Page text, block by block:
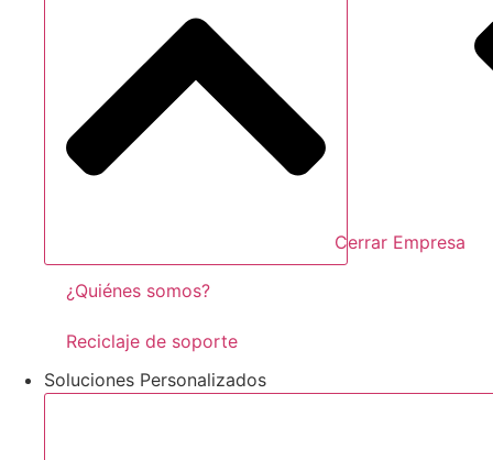
Cerrar Empresa
¿Quiénes somos?
Reciclaje de soporte
Soluciones Personalizados